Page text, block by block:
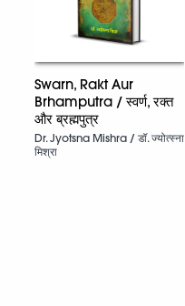
Swarn, Rakt Aur
Brhamputra / स्वर्ण, रक्त
और ब्रह्मपुत्र
Dr. Jyotsna Mishra / डॉ. ज्योत्स्ना
मिश्रा